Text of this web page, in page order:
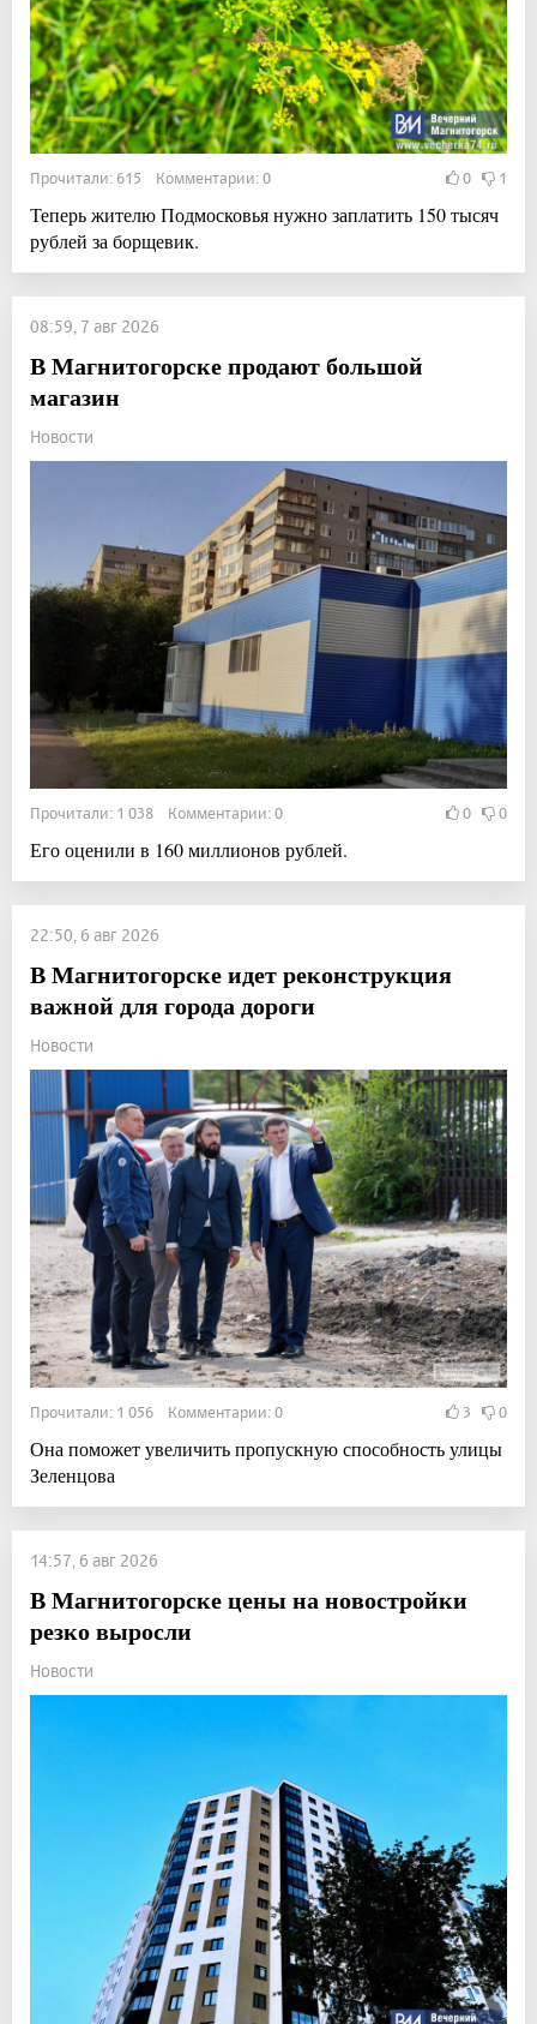
Прочитали: 615 Комментарии: 0 0 1
Теперь жителю Подмосковья нужно заплатить 150 тысяч
рублей за борщевик.
08:59, 7 авг 2026
В Магнитогорске продают большой
магазин
Новости
Прочитали: 1 038 Комментарии: 0 0 0
Его оценили в 160 миллионов рублей.
22:50, 6 авг 2026
В Магнитогорске идет реконструкция
важной для города дороги
Новости
Прочитали: 1 056 Комментарии: 0 3 0
Она поможет увеличить пропускную способность улицы
Зеленцова
14:57, 6 авг 2026
В Магнитогорске цены на новостройки
резко выросли
Новости